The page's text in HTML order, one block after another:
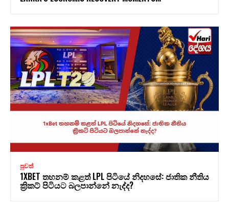
පුවත්
1XBET තහනම් කළත් LPL පිටියේ නිදහසේ: ජාතික නීතිය
ක්‍රිකට් පිටියට බලපාන්නේ නැද්ද?